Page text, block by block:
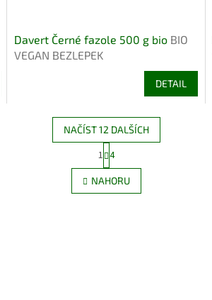
Davert Černé fazole 500 g bio BIO
VEGAN BEZLEPEK
DETAIL
O
v
l
NAČÍST 12 DALŠÍCH
t
r
á
n
1 4
NAHORU